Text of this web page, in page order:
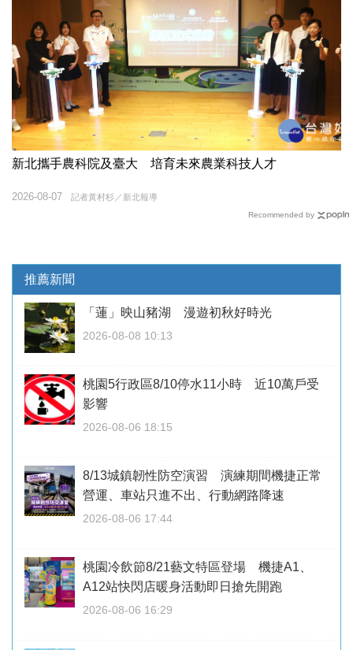
新北攜手農科院及臺大 培育未來農業科技人才
記者黃村杉／新北報導
2026-08-07
Recommended by
推薦新聞
「蓮」映山豬湖 漫遊初秋好時光
2026-08-08 10:13
桃園5行政區8/10停水11小時 近10萬戶受
影響
2026-08-06 18:15
8/13城鎮韌性防空演習 演練期間機捷正常
營運、車站只進不出、行動網路降速
2026-08-06 17:44
桃園冷飲節8/21藝文特區登場 機捷A1、
A12站快閃店暖身活動即日搶先開跑
2026-08-06 16:29